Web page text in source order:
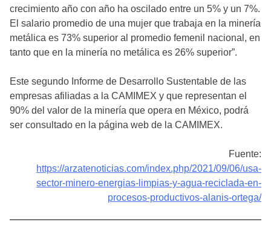
crecimiento año con año ha oscilado entre un 5% y un 7%.
El salario promedio de una mujer que trabaja en la minería
metálica es 73% superior al promedio femenil nacional, en
tanto que en la minería no metálica es 26% superior”.
Este segundo Informe de Desarrollo Sustentable de las
empresas afiliadas a la CAMIMEX y que representan el
90% del valor de la minería que opera en México, podrá
ser consultado en la página web de la CAMIMEX.
Fuente:
https://arzatenoticias.com/index.php/2021/09/06/usa-
sector-minero-energias-limpias-y-agua-reciclada-en-
procesos-productivos-alanis-ortega/